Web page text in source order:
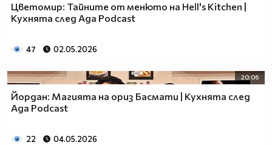
Цветомир: Тайните от менюто на Hell's Kitchen |
Кухнята след Ада Podcast
47 02.05.2026
20:06
Йордан: Магията на ориз Басмати | Кухнята след
Ада Podcast
22 04.05.2026